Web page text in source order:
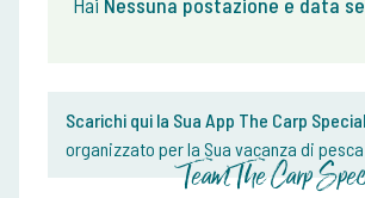
Scarichi qui la Sua App The Carp
organizzato per la Sua vacanza di pesca
Team The Carp